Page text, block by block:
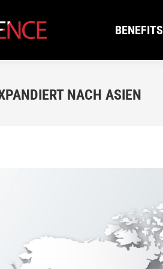
BENEFITS
NACH ASIEN
BENEFITS